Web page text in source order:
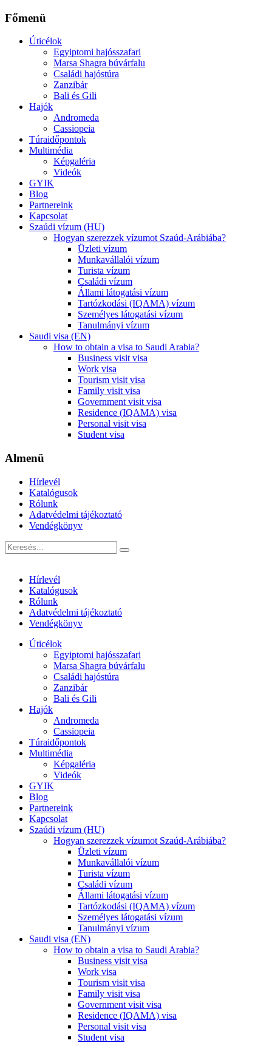
Főmenü
Úticélok
Egyiptomi hajósszafari
Marsa Shagra búvárfalu
Családi hajóstúra
Zanzibár
Bali és Gili
Hajók
Andromeda
Cassiopeia
Túraidőpontok
Multimédia
Képgaléria
Videók
GYIK
Blog
Partnereink
Kapcsolat
Szaúdi vízum (HU)
Hogyan szerezzek vízumot Szaúd-Arábiába?
Üzleti vízum
Munkavállalói vízum
Turista vízum
Családi vízum
Állami látogatási vízum
Tartózkodási (IQAMA) vízum
Személyes látogatási vízum
Tanulmányi vízum
Saudi visa (EN)
How to obtain a visa to Saudi Arabia?
Business visit visa
Work visa
Tourism visit visa
Family visit visa
Government visit visa
Residence (IQAMA) visa
Personal visit visa
Student visa
Almenü
Hírlevél
Katalógusok
Rólunk
Adatvédelmi tájékoztató
Vendégkönyv
Hírlevél
Katalógusok
Rólunk
Adatvédelmi tájékoztató
Vendégkönyv
Úticélok
Egyiptomi hajósszafari
Marsa Shagra búvárfalu
Családi hajóstúra
Zanzibár
Bali és Gili
Hajók
Andromeda
Cassiopeia
Túraidőpontok
Multimédia
Képgaléria
Videók
GYIK
Blog
Partnereink
Kapcsolat
Szaúdi vízum (HU)
Hogyan szerezzek vízumot Szaúd-Arábiába?
Üzleti vízum
Munkavállalói vízum
Turista vízum
Családi vízum
Állami látogatási vízum
Tartózkodási (IQAMA) vízum
Személyes látogatási vízum
Tanulmányi vízum
Saudi visa (EN)
How to obtain a visa to Saudi Arabia?
Business visit visa
Work visa
Tourism visit visa
Family visit visa
Government visit visa
Residence (IQAMA) visa
Personal visit visa
Student visa